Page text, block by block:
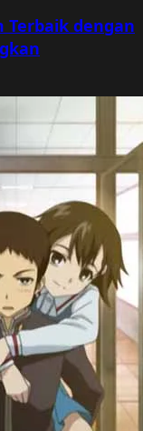
Terbaik dengan